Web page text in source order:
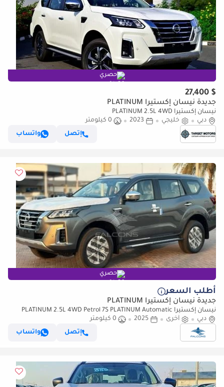
حصري
$ 27,400
جديدة نيسان إكستيرا PLATINUM
نيسان إكستيرا PLATINUM 2.5L 4WD
دبي
خليجي 2023
0 كيلومتر
إتصل
واتساب
حصري
أطلب السعر
جديدة نيسان إكستيرا PLATINUM
نيسان إكستيرا PLATINUM 2.5L 4WD Petrol 7S PLATINUM Automatic
دبي
أخرى 2025
0 كيلومتر
إتصل
واتساب